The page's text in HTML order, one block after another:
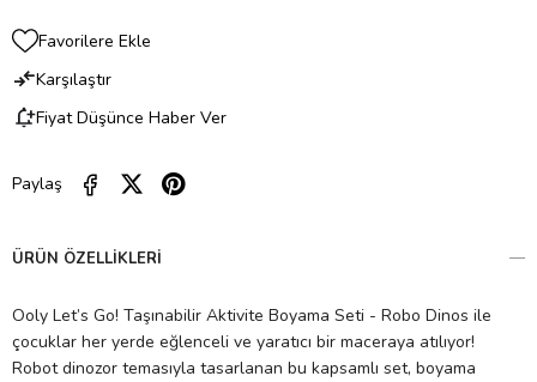
Favorilere Ekle
Karşılaştır
Fiyat Düşünce Haber Ver
Paylaş
ÜRÜN ÖZELLIKLERI
Ooly Let’s Go! Taşınabilir Aktivite Boyama Seti - Robo Dinos ile
çocuklar her yerde eğlenceli ve yaratıcı bir maceraya atılıyor!
Robot dinozor temasıyla tasarlanan bu kapsamlı set, boyama